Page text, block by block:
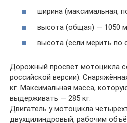
ширина (максимальная,
высота (общая) — 1050
высота (если мерить по
Дорожный просвет мотоцикла
российской версии).
кг. Максимальная масса,
выдерживать — 285 кг.
Двигатель у мотоцикла
двухцилиндровый, рабочим